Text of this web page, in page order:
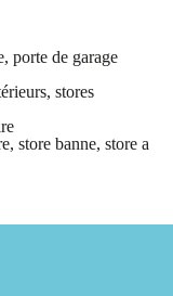
porte de garage
stores
store banne, store a